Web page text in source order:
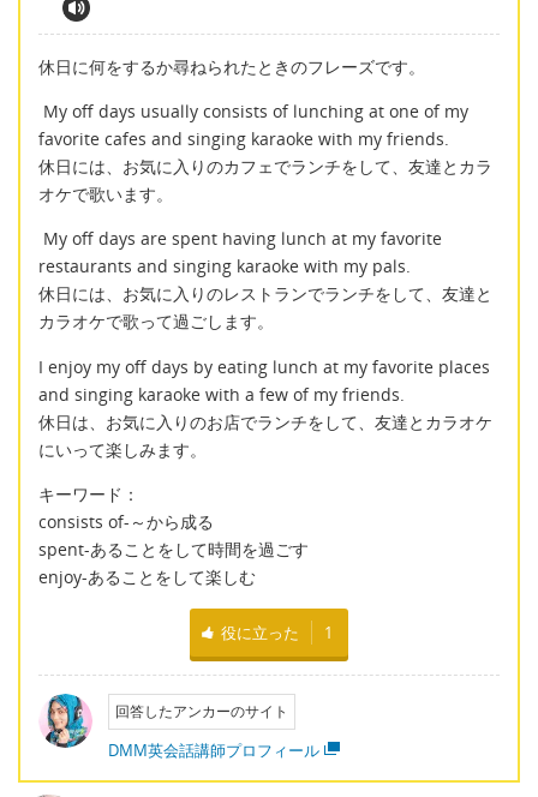
休日に何をするか尋ねられたときのフレーズです。
My off days usually consists of lunching at one of my
favorite cafes and singing karaoke with my friends.
休日には、お気に入りのカフェでランチをして、友達とカラ
オケで歌います。
My off days are spent having lunch at my favorite
restaurants and singing karaoke with my pals.
休日には、お気に入りのレストランでランチをして、友達と
カラオケで歌って過ごします。
I enjoy my off days by eating lunch at my favorite places
and singing karaoke with a few of my friends.
休日は、お気に入りのお店でランチをして、友達とカラオケ
にいって楽しみます。
キーワード：
consists of-～から成る
spent-あることをして時間を過ごす
enjoy-あることをして楽しむ
役に立った 1
回答したアンカーのサイト
DMM英会話講師プロフィール